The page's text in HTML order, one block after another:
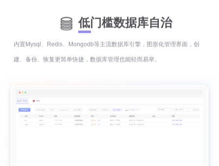
低门槛数据库自治
内置Mysql、Redis、Mongodb等主流数据库引擎，图形化管理界面，创
建、备份、恢复更简单快捷，数据库管理也能轻而易举。